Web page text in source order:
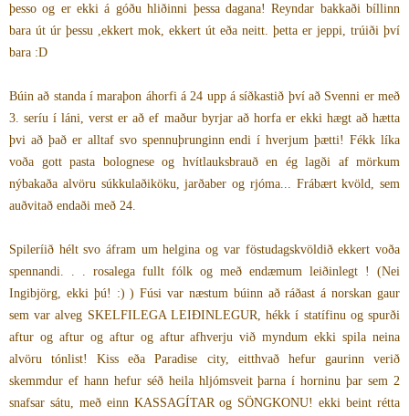
þesso og er ekki á góðu hliðinni þessa dagana! Reyndar bakkaði bíllinn
bara út úr þessu ,ekkert mok, ekkert út eða neitt. þetta er jeppi, trúiði því
bara :D
Búin að standa í maraþon áhorfi á 24 upp á síðkastið því að Svenni er með
3. seríu í láni, verst er að ef maður byrjar að horfa er ekki hægt að hætta
þvi að það er alltaf svo spennuþrunginn endi í hverjum þætti! Fékk líka
voða gott pasta bolognese og hvítlauksbrauð en ég lagði af mörkum
nýbakaða alvöru súkkulaðiköku, jarðaber og rjóma... Frábært kvöld, sem
auðvitað endaði með 24.
Spileríið hélt svo áfram um helgina og var föstudagskvöldið ekkert voða
spennandi. . . rosalega fullt fólk og með endæmum leiðinlegt ! (Nei
Ingibjörg, ekki þú! :) ) Fúsi var næstum búinn að ráðast á norskan gaur
sem var alveg SKELFILEGA LEIÐINLEGUR, hékk í statífinu og spurði
aftur og aftur og aftur og aftur afhverju við myndum ekki spila neina
alvöru tónlist! Kiss eða Paradise city, eitthvað hefur gaurinn verið
skemmdur ef hann hefur séð heila hljómsveit þarna í horninu þar sem 2
snafsar sátu, með einn KASSAGÍTAR og SÖNGKONU! ekki beint rétta